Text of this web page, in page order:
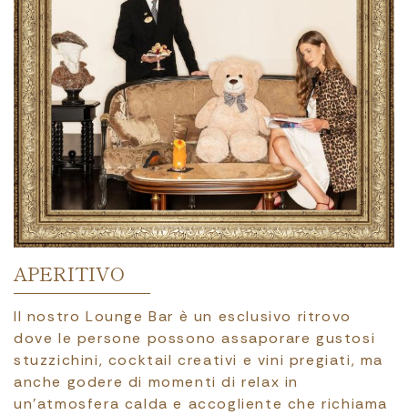
COLAZIONE IN SALA PARLAMENTO
Una ricca prima colazione a buffet viene
servita, dalle 7:00 alle 10:30, nella storica Sala
Parlamento, caratterizzata da uno splendido
soffitto affrescato, un tempo luogo d’incontro
per i membri del Parlamento e per i Senatori del